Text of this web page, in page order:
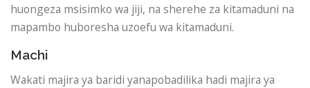
huongeza msisimko wa jiji, na sherehe za kitamaduni na
mapambo huboresha uzoefu wa kitamaduni.
Machi
Wakati majira ya baridi yanapobadilika hadi majira ya